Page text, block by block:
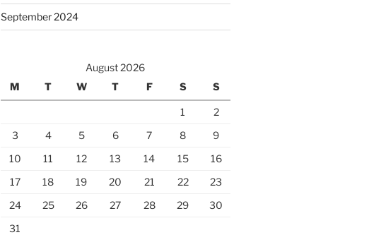
September 2024
August 2026
M
T W T F S S
1
2
3
4 5 6 7 8
9
10
11 12 13 14 15
16
17
18 19 20 21 22
23
24
25 26 27 28 29
30
31